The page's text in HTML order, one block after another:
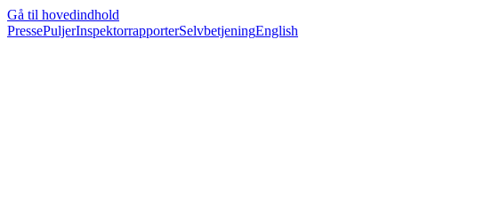
Gå til hovedindhold
PressePuljerInspektorrapporterSelvbetjeningEnglish